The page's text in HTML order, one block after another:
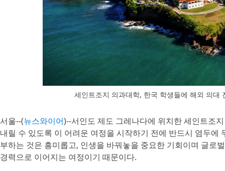
세인트조지 의과대학, 한국 학생들에 해외 의대
서울--(뉴스와이어)--서인도 제도 그레나다에 위치한 세인트조
내릴 수 있도록 이 어려운 여정을 시작하기 전에 반드시 염두
부하는 것은 흥미롭고, 인생을 바꿔놓을 중요한 기회이며 글로
경력으로 이어지는 여정이기 때문이다.